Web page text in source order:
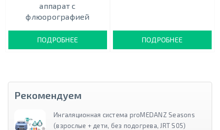
аппарат с
флюорографией
ПОДРОБНЕЕ ПОДРОБНЕЕ
Рекомендуем
Ингаляционная система proMEDANZ Seasons
(взрослые + дети, без подогрева, JRT S05)